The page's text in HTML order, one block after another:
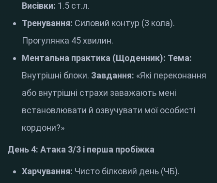
Висівки: 1.5 ст.л.
Тренування: Силовий контур (3 кола).
Прогулянка 45 хвилин.
Ментальна практика (Щоденник): Тема:
Внутрішні блоки. Завдання: «Які переконання
або внутрішні страхи заважають мені
встановлювати й озвучувати мої особисті
кордони?»
День 4: Атака 3/3 і перша пробіжка
Харчування: Чисто білковий день (ЧБ).